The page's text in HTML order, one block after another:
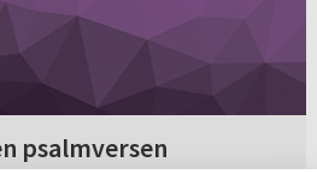
psalmversen